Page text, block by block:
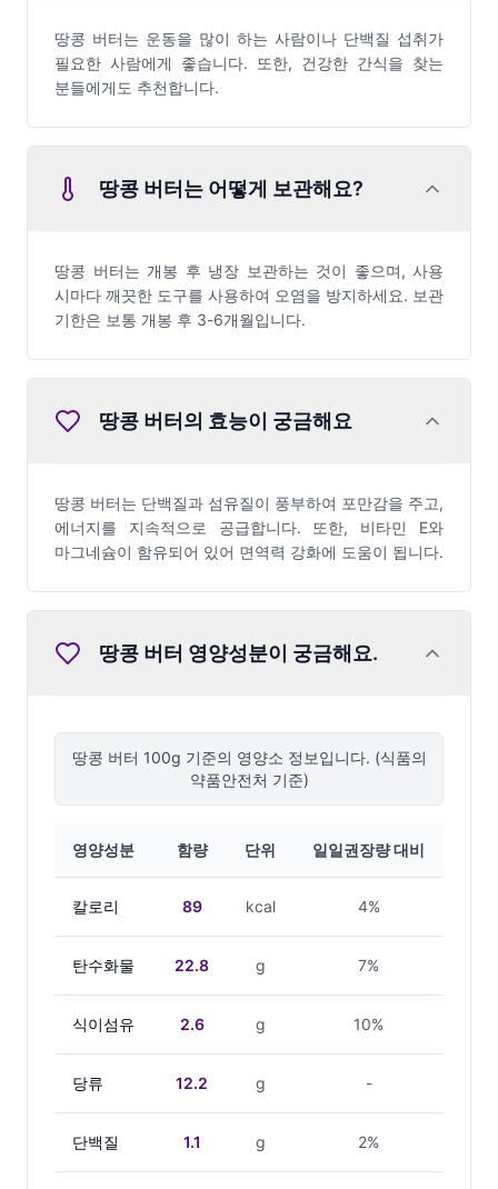
땅콩 버터는 운동을 많이 하는 사람이나 단백질 섭취가
필요한 사람에게 좋습니다. 또한, 건강한 간식을 찾는
분들에게도 추천합니다.
땅콩 버터는 어떻게 보관해요?
땅콩 버터는 개봉 후 냉장 보관하는 것이 좋으며, 사용
시마다 깨끗한 도구를 사용하여 오염을 방지하세요. 보관
기한은 보통 개봉 후 3-6개월입니다.
땅콩 버터의 효능이 궁금해요
땅콩 버터는 단백질과 섬유질이 풍부하여 포만감을 주고,
에너지를 지속적으로 공급합니다. 또한, 비타민 E와
마그네슘이 함유되어 있어 면역력 강화에 도움이 됩니다.
땅콩 버터 영양성분이 궁금해요.
땅콩 버터 100g 기준의 영양소 정보입니다. (식품의
약품안전처 기준)
영양성분 함량 단위 일일권장량 대비
칼로리 89 kcal 4%
탄수화물 22.8 g 7%
식이섬유 2.6 g 10%
당류 12.2 g -
단백질 1.1 g 2%